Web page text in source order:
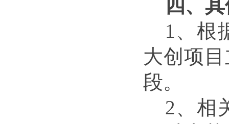
四、
1、根
大创项
段。
2、相